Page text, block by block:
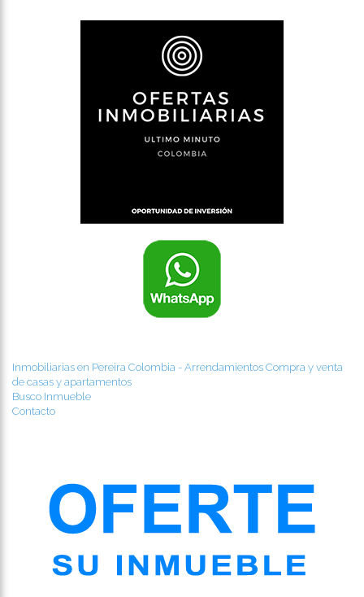
Inmobiliarias en Pereira Colombia - Arrendamientos Compra y venta
de casas y apartamentos
Busco Inmueble
Contacto